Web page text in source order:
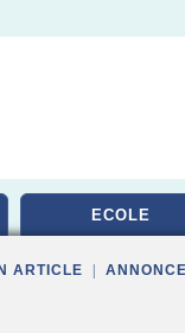
ECOLE
ARTICLE